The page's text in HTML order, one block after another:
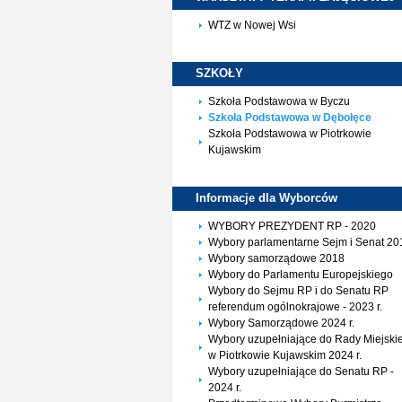
WTZ w Nowej Wsi
SZKOŁY
Szkoła Podstawowa w Byczu
Szkoła Podstawowa w Dębołęce
Szkoła Podstawowa w Piotrkowie
Kujawskim
Informacje dla Wyborców
WYBORY PREZYDENT RP - 2020
Wybory parlamentarne Sejm i Senat
Wybory samorządowe 2018
Wybory do Parlamentu Europejskiego
Wybory do Sejmu RP i do Senatu RP
referendum ogólnokrajowe - 2023 r.
Wybory Samorządowe 2024 r.
Wybory uzupełniające do Rady
w Piotrkowie Kujawskim 2024 r.
Wybory uzupełniające do Senatu RP -
2024 r.